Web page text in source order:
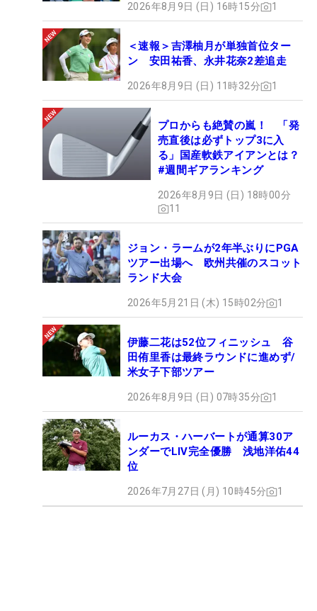
2026年8月9日 (日) 16時15分 1
＜速報＞吉澤柚月が単独首位ター
ン 安田祐香、永井花奈2差追走
2026年8月9日 (日) 11時32分 1
プロからも絶賛の嵐！ 「発
売直後は必ずトップ3に入
る」国産軟鉄アイアンとは？
#週間ギアランキング
2026年8月9日 (日) 18時00分
11
ジョン・ラームが2年半ぶりにPGA
ツアー出場へ 欧州共催のスコット
ランド大会
2026年5月21日 (木) 15時02分 1
伊藤二花は52位フィニッシュ 谷
田侑里香は最終ラウンドに進めず/
米女子下部ツアー
2026年8月9日 (日) 07時35分 1
ルーカス・ハーバートが通算30ア
ンダーでLIV完全優勝 浅地洋佑44
位
2026年7月27日 (月) 10時45分 1